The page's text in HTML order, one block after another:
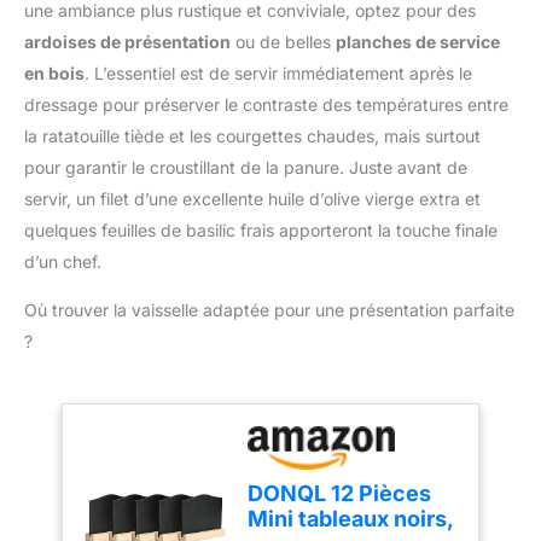
ou un placard, aidant à
garder une cuisine
organisée sans occuper
d’espace inutile
utilisés au four à micro-
ondes. Adapté au Micro-
Ondes - Les récipients et
couvercles à légumes
multifonctionnels
peuvent être utilisés
comme bac à légumes
pour conserver les
aliments, les mettre au
réfrigérateur pour les
réchauffer, ou comme
votre cuisine bien
organisée. Lavable au
Lave-Vaisselle - Il suffit
d'appuyer sur le
monde, pour contribuer
à la protection de
l’environnement et à la
réduction des déchets
Réglage de la
température (150°C à
190°C), pour une grande
polyvalence et une
délicieux. CONTRÔLE
FACILE : Une grande
numérique intégrée
facilitent le contrôle de la
cuisson
L’huile reste propre plus
longtemps, sans odeurs
fortes et avec un meilleur
goût des aliments
Nettoyage simple: Pièces
amovibles compatibles
lave-vaisselle et parois
manipulation sûre
une ambiance plus rustique et conviviale, optez pour des
ardoises de présentation ou de belles planches de service
en bois. L’essentiel est de servir immédiatement après le
dressage pour préserver le contraste des températures entre
la ratatouille tiède et les courgettes chaudes, mais surtout
pour garantir le croustillant de la panure. Juste avant de
servir, un filet d’une excellente huile d’olive vierge extra et
quelques feuilles de basilic frais apporteront la touche finale
d’un chef.
Où trouver la vaisselle adaptée pour une présentation parfaite
?
DONQL 12 Pièces
Mini tableaux noirs,